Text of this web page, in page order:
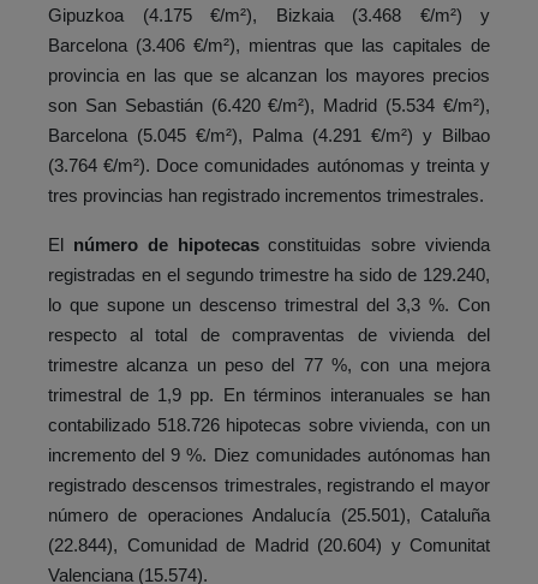
Gipuzkoa (4.175 €/m²), Bizkaia (3.468 €/m²) y
Barcelona (3.406 €/m²), mientras que las capitales de
provincia en las que se alcanzan los mayores precios
son San Sebastián (6.420 €/m²), Madrid (5.534 €/m²),
Barcelona (5.045 €/m²), Palma (4.291 €/m²) y Bilbao
(3.764 €/m²). Doce comunidades autónomas y treinta y
tres provincias han registrado incrementos trimestrales.
El número de hipotecasconstituidas sobre vivienda
registradas en el segundo trimestre ha sido de 129.240,
lo que supone un descenso trimestral del 3,3 %. Con
respecto al total de compraventas de vivienda del
trimestre alcanza un peso del 77 %, con una mejora
trimestral de 1,9 pp. En términos interanuales se han
contabilizado 518.726 hipotecas sobre vivienda, con un
incremento del 9 %. Diez comunidades autónomas han
registrado descensos trimestrales, registrando el mayor
número de operaciones Andalucía (25.501), Cataluña
(22.844), Comunidad de Madrid (20.604) y Comunitat
Valenciana (15.574).